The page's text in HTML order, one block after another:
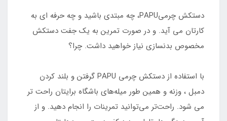
دستکش چرمیPAPU، چه مبتدی باشید و چه حرفه ای به
کارتان می آید. و در صورت تمرین به یک جفت دستکش
مخصوص بدنسازی نیاز خواهید داشت. چرا؟
با استفاده از دستکش چرمی PAPU گرفتن و بلند کردن
دمبل ، وزنه‌ و همین طور میله‌های باشگاه برایتان راحت تر
می شود. راحت‌تر می‌توانید تمرینات را انجام دهید. و از